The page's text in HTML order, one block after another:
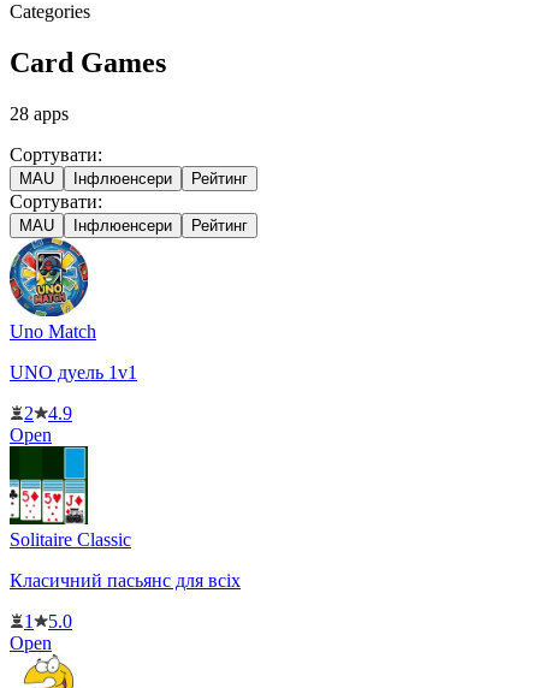
Categories
Card Games
28 apps
Сортувати:
MAU Інфлюенсери Рейтинг
Сортувати:
MAU Інфлюенсери Рейтинг
Uno Match
UNO дуель 1v1
2
4.9
Open
Solitaire Classic
Класичний пасьянс для всіх
1
5.0
Open